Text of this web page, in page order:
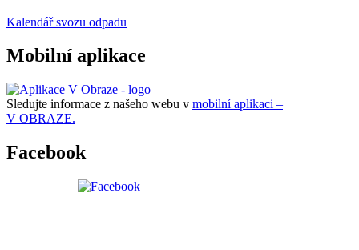
Kalendář svozu odpadu
Mobilní aplikace
Sledujte informace z našeho webu v mobilní aplikaci –
V OBRAZE.
Facebook